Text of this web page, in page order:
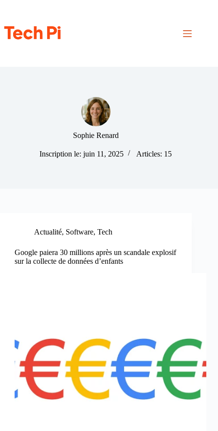
Sophie Renard
Inscription le: juin 11, 2025 Articles: 15
Actualité, Software, Tech
Google paiera 30 millions après un scandale explosif
sur la collecte de données d’enfants